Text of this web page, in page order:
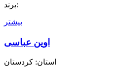
برند:
بیشتر
اوین عباسی
استان: کردستان